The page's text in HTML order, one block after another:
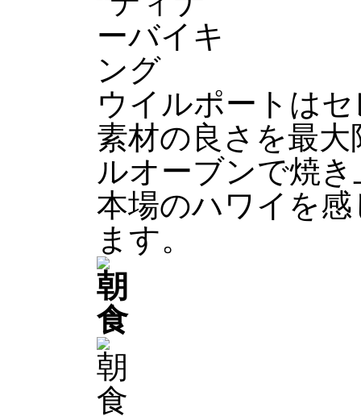
ウイルポートは
素材の良さを最
ルオーブンで焼
本場のハワイを
ます。